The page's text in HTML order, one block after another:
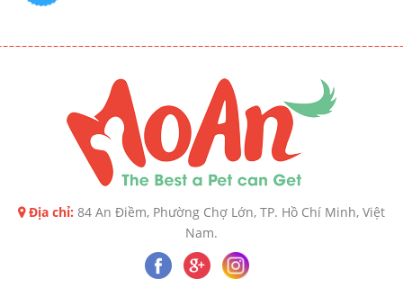
Địa chỉ: 84 An Điềm, Phường Chợ Lớn, TP. Hồ Chí Minh, Việt
Nam.